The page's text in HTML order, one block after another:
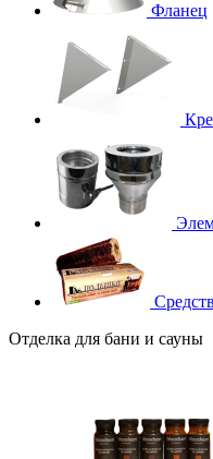
Фланец
Отделка для бани и сауны